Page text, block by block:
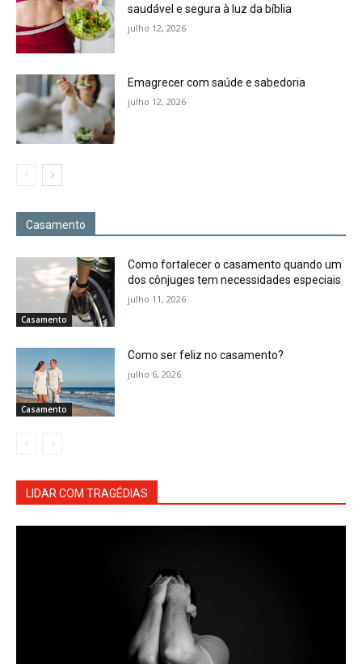
saudável e segura à luz da bíblia
julho 12, 2026
Emagrecer com saúde e sabedoria
julho 12, 2026
Casamento
Casamento
Como fortalecer o casamento quando um
dos cônjuges tem necessidades especiais
julho 11, 2026
Casamento
Como ser feliz no casamento?
julho 6, 2026
LIDAR COM TRAGÉDIAS